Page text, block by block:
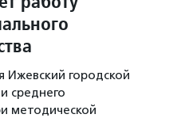
Ижевский городской
среднего
методической